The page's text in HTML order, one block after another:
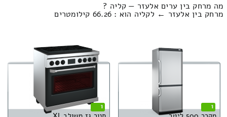
מה מרחק בין ערים אלעזר — קליה ?
מרחק בין אלעזר ← לקליה הוא : 66.26 קילומטרים
1
1